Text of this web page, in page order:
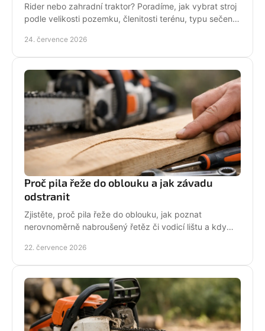
Rider nebo zahradní traktor? Poradíme, jak vybrat stroj
podle velikosti pozemku, členitosti terénu, typu sečení
24. července 2026
Proč pila řeže do oblouku a jak závadu
odstranit
Zjistěte, proč pila řeže do oblouku, jak poznat
nerovnoměrně nabroušený řetěz či vodicí lištu a kdy
22. července 2026